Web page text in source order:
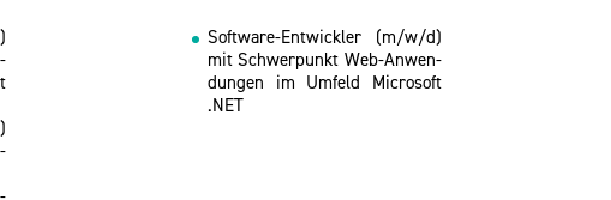
Soft­ware-Ent­wick­ler (m/w/d)
mit Schwer­punkt Web-An­wen­
dun­gen im Um­feld Mi­cro­soft
.NET